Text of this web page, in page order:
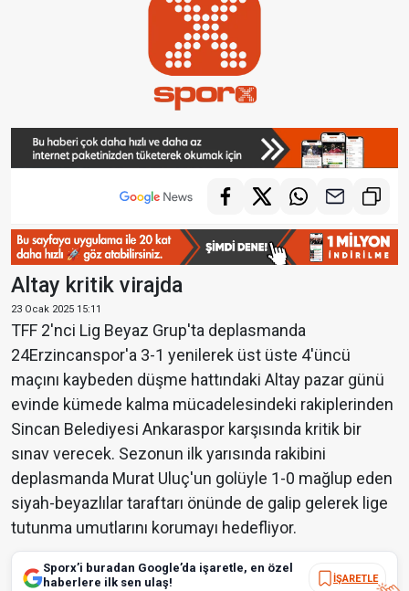
Altay kritik virajda
23 Ocak 2025 15:11
TFF 2'nci Lig Beyaz Grup'ta deplasmanda
24Erzincanspor'a 3-1 yenilerek üst üste 4'üncü
maçını kaybeden düşme hattındaki Altay pazar günü
evinde kümede kalma mücadelesindeki rakiplerinden
Sincan Belediyesi Ankaraspor karşısında kritik bir
sınav verecek. Sezonun ilk yarısında rakibini
deplasmanda Murat Uluç'un golüyle 1-0 mağlup eden
siyah-beyazlılar taraftarı önünde de galip gelerek lige
tutunma umutlarını korumayı hedefliyor.
Sporx’i buradan Google’da işaretle, en özel
haberlere ilk sen ulaş!
İŞARETLE